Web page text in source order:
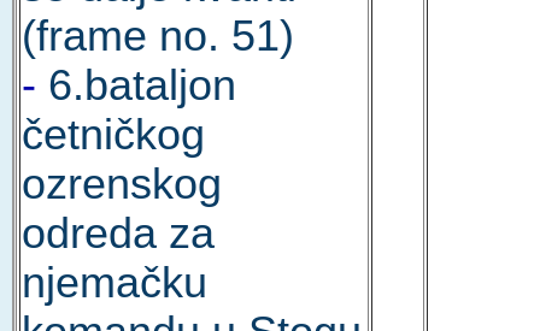
(frame no. 51)
- 6.bataljon
četničkog
ozrenskog
odreda za
njemačku